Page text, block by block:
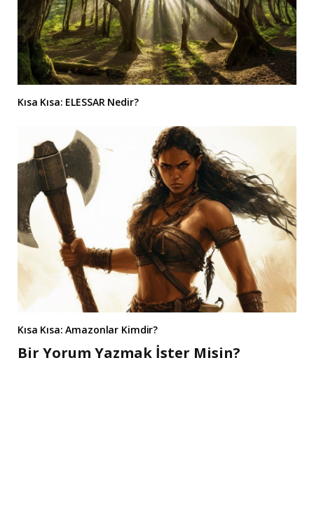
Kısa Kısa: ELESSAR Nedir?
Kısa Kısa: Amazonlar Kimdir?
Bir Yorum Yazmak İster Misin?